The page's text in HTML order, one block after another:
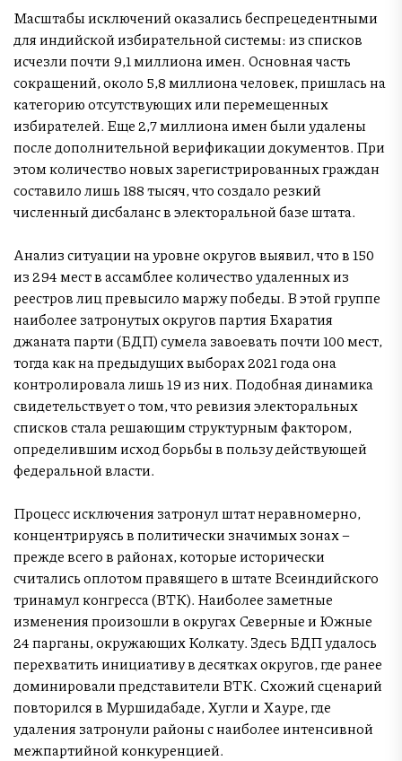
Масштабы исключений оказались беспрецедентными
для индийской избирательной системы: из списков
исчезли почти 9,1 миллиона имен. Основная часть
сокращений, около 5,8 миллиона человек, пришлась на
категорию отсутствующих или перемещенных
избирателей. Еще 2,7 миллиона имен были удалены
после дополнительной верификации документов. При
этом количество новых зарегистрированных граждан
составило лишь 188 тысяч, что создало резкий
численный дисбаланс в электоральной базе штата.
Анализ ситуации на уровне округов выявил, что в 150
из 294 мест в ассамблее количество удаленных из
реестров лиц превысило маржу победы. В этой группе
наиболее затронутых округов партия Бхаратия
джаната парти (БДП) сумела завоевать почти 100 мест,
тогда как на предыдущих выборах 2021 года она
контролировала лишь 19 из них. Подобная динамика
свидетельствует о том, что ревизия электоральных
списков стала решающим структурным фактором,
определившим исход борьбы в пользу действующей
федеральной власти.
Процесс исключения затронул штат неравномерно,
концентрируясь в политически значимых зонах –
прежде всего в районах, которые исторически
считались оплотом правящего в штате Всеиндийского
тринамул конгресса (ВТК). Наиболее заметные
изменения произошли в округах Северные и Южные
24 парганы, окружающих Колкату. Здесь БДП удалось
перехватить инициативу в десятках округов, где ранее
доминировали представители ВТК. Схожий сценарий
повторился в Муршидабаде, Хугли и Хауре, где
удаления затронули районы с наиболее интенсивной
межпартийной конкуренцией.